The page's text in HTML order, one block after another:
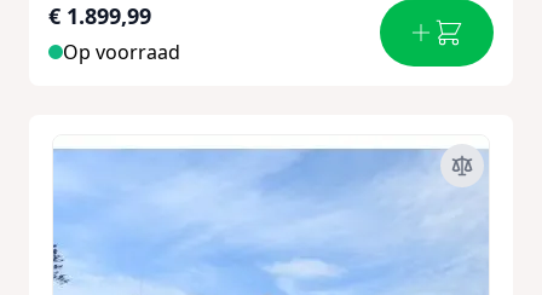
€ 1.899,99
Op voorraad